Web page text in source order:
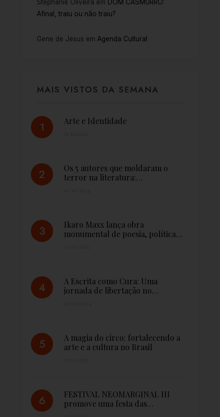
Stephanie Oliveira em
DOM CASMURRO:
Afinal, traiu ou não traiu?
Gene de Jesus em Agenda Cultural
MAIS VISTOS DA SEMANA
Arte e Identidade
Os 5 autores que moldaram o
terror na literatura:…
Ikaro Maxx lança obra
monumental de poesia, política…
A Escrita como Cura: Uma
jornada de libertação no…
A magia do circo: fortalecendo a
arte e a cultura no Brasil
FESTIVAL NEOMARGINAL III
promove uma festa das…